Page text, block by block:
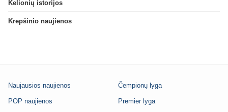
Kelionių istorijos
Krepšinio naujienos
Naujausios naujienos
POP naujienos
Čempionų lyga
Premier lyga